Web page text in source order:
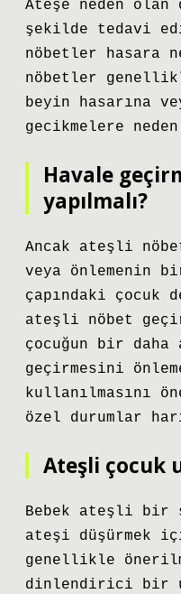
Ateşe neden olan
şekilde tedavi
nöbetler hasara
nöbetler
beyin hasarına
gecikmelere
Havale
yapılmalı?
Ancak ateşli
veya önlemenin
çapındaki
ateşli nöbet
çocuğun bir
geçirmesini
kullanılmasını
özel durumlar
Ateşli çocuk
Bebek ateşli bir
ateşi düşürmek
genellikle
dinlendirici bir